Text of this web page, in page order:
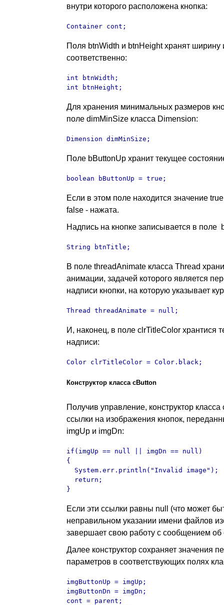
внутри которого расположена кнопка:
Container cont;
Поля btnWidth и btnHeight хранят ширину
соответственно:
int btnWidth;
int btnHeight;
Для хранения минимальных размеров
поле dimMinSize класса Dimension:
Dimension dimMinSize;
Поле bButtonUp хранит текущее
boolean bButtonUp = true;
Если в этом поле находится значение
false - нажата.
Надпись на кнопке записывается в поле
String btnTitle;
В поле threadAnimate класса Thread
анимации, задачей которого является
надписи кнопки, на которую указывает
Thread threadAnimate = null;
И, наконец, в поле clrTitleColor хрантися
надписи:
Color clrTitleColor = Color.black;
Конструктор класса cButton
Получив управление, конструктор
ссылки на изображения кнопок,
imgUp и imgDn:
if(imgUp == null || imgDn == null)
{
  System.err.println("Invalid image");
  return;
}
Если эти ссылки равны null (что может
неправильном указании имени файлов
завершает свою работу с сообщением об
Далее конструктор сохраняет значения
параметров в соответствующих полях
imgButtonUp = imgUp;
imgButtonDn = imgDn;
cont = parent;